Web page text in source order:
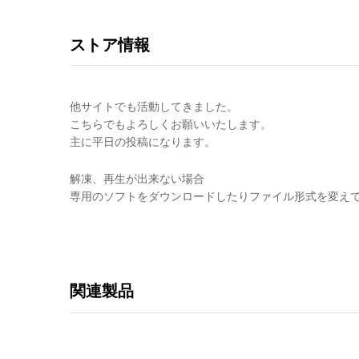
ストア情報
他サイトでも活動してきました。
こちらでもよろしくお願いいたします。
主に平日の投稿になります。
解凍、再生が出来ない場合
専用のソフトをダウンロードしたりファイル形式を変え
関連製品